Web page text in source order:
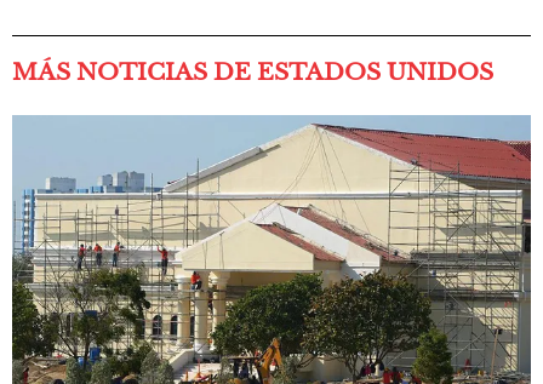
MÁS NOTICIAS DE ESTADOS UNIDOS